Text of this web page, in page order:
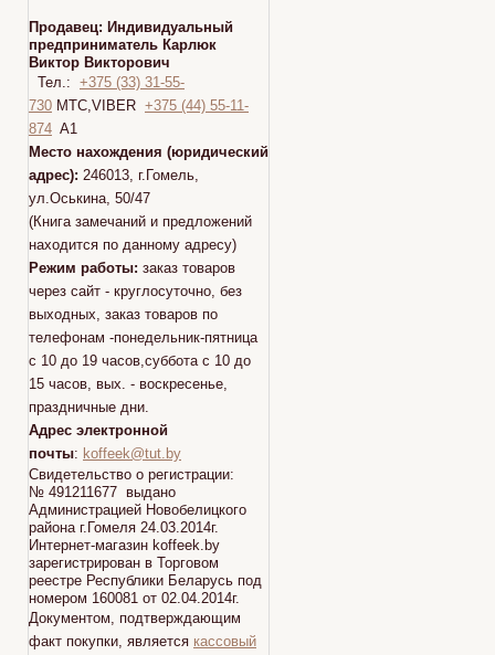
Продавец: Индивидуальный
предприниматель Карлюк
Виктор Викторович
Тел.: +375 (33) 31-55-
730 МТС,VIBER +375 (44) 55-11-
874 A1
Место нахождения (юридический
адрес): 246013, г.Гомель,
ул.Оськина, 50/47
(Книга замечаний и предложений
находится по данному адресу)
Режим работы: заказ товаров
через сайт - круглосуточно, без
выходных, заказ товаров по
телефонам -понедельник-пятница
с 10 до 19 часов,суббота с 10 до
15 часов, вых. - воскресенье,
праздничные дни.
Адрес электронной
почты: koffeek@tut.by
Свидетельство о регистрации:
№ 491211677 выдано
Администрацией Новобелицкого
района г.Гомеля 24.03.2014г.
Интернет-магазин koffeek.by
зарегистрирован в Торговом
реестре Республики Беларусь под
номером 160081 от 02.04.2014г.
Документом, подтверждающим
факт покупки, является кассовый